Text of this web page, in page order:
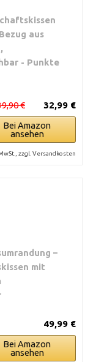
aus
- Punkte
32,99 €
€
Bei Amazon
ansehen
zzgl. Versandkosten
–
mit
49,99 €
Bei Amazon
ansehen